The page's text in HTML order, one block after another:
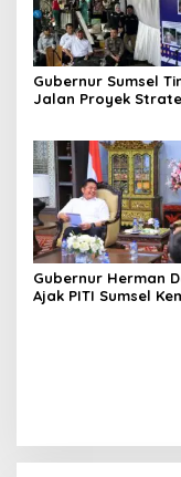
Gubernur Sumsel
Jalan Proyek
Gubernur Herman
Ajak PITI Sumsel